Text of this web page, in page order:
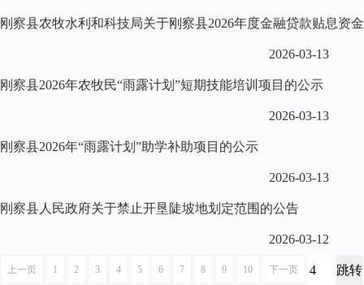
刚察县农牧水利和科技局关于刚察县2026年度金融贷款贴息资
2026-03-13
刚察县2026年农牧民“雨露计划”短期技能培训项目的公示
2026-03-13
刚察县2026年“雨露计划”助学补助项目的公示
2026-03-13
刚察县人民政府关于禁止开垦陡坡地划定范围的公告
2026-03-12
上一页 1 2 3 4 5 6 7 8 9 10 下一页